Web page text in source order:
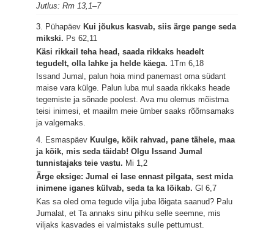
Jutlus: Rm 13,1–7
3. Pühapäev Kui jõukus kasvab, siis ärge pange seda
mikski. Ps 62,11
Käsi rikkail teha head, saada rikkaks headelt
tegudelt, olla lahke ja helde käega. 1Tm 6,18
Issand Jumal, palun hoia mind panemast oma südant
maise vara külge. Palun luba mul saada rikkaks heade
tegemiste ja sõnade poolest. Ava mu olemus mõistma
teisi inimesi, et maailm meie ümber saaks rõõmsamaks
ja valgemaks.
4. Esmaspäev Kuulge, kõik rahvad, pane tähele, maa
ja kõik, mis seda täidab! Olgu Issand Jumal
tunnistajaks teie vastu. Mi 1,2
Ärge eksige: Jumal ei lase ennast pilgata, sest mida
inimene iganes külvab, seda ta ka lõikab.Gl 6,7
Kas sa oled oma tegude vilja juba lõigata saanud? Palu
Jumalat, et Ta annaks sinu pihku selle seemne, mis
viljaks kasvades ei valmistaks sulle pettumust.